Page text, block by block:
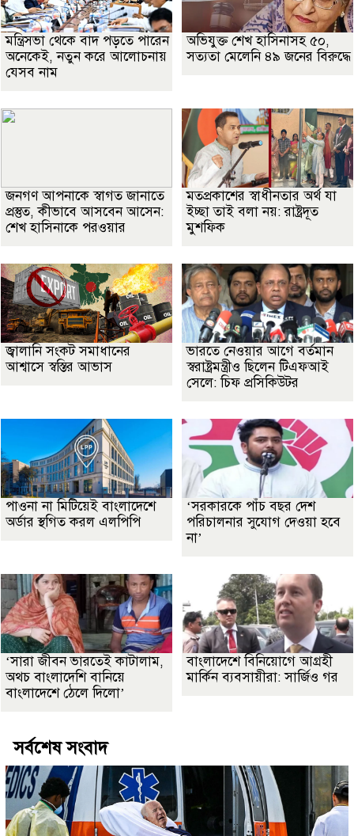
মন্ত্রিসভা থেকে বাদ পড়তে পারেন
অনেকেই, নতুন করে আলোচনায়
যেসব নাম
অভিযুক্ত শেখ হাসিনাসহ ৫০,
সত্যতা মেলেনি ৪৯ জনের বিরুদ্ধে
জনগণ আপনাকে স্বাগত জানাতে
প্রস্তুত, কীভাবে আসবেন আসেন:
শেখ হাসিনাকে পরওয়ার
মতপ্রকাশের স্বাধীনতার অর্থ যা
ইচ্ছা তাই বলা নয়: রাষ্ট্রদূত
মুশফিক
জ্বালানি সংকট সমাধানের
আশ্বাসে স্বস্তির আভাস
ভারতে নেওয়ার আগে বর্তমান
স্বরাষ্ট্রমন্ত্রীও ছিলেন টিএফআই
সেলে: চিফ প্রসিকিউটর
পাওনা না মিটিয়েই বাংলাদেশে
অর্ডার স্থগিত করল এলপিপি
‘সরকারকে পাঁচ বছর দেশ
পরিচালনার সুযোগ দেওয়া হবে
না’
‘সারা জীবন ভারতেই কাটালাম,
অথচ বাংলাদেশি বানিয়ে
বাংলাদেশে ঠেলে দিলো’
বাংলাদেশে বিনিয়োগে আগ্রহী
মার্কিন ব্যবসায়ীরা: সার্জিও গর
সর্বশেষ সংবাদ